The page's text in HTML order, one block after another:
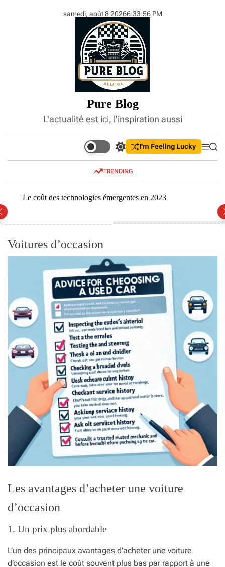
samedi, août 8 20266:33:56 PM
Pure Blog
L'actualité est ici, l'inspiration aussi
S
w
t
c
h
c
d
I'm Feeling Lucky
M
e
S
e
c
TRENDING
Le coût des technologies émergentes en 2023
Voitures d’occasion
Les avantages d’acheter une voiture
d’occasion
1. Un prix plus abordable
L’un des principaux avantages d’acheter une voiture
d’occasion est le coût souvent plus bas par rapport à une